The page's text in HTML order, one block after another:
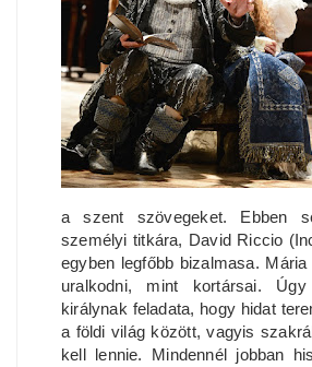
a szent szövegeket. Ebben
személyi titkára, David Riccio
egyben legfőbb bizalmasa.
uralkodni, mint kortársai.
királynak feladata, hogy hidat
a földi világ között, vagyis
kell lennie. Mindennél jobban